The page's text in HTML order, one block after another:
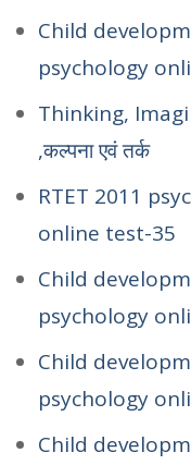
Child
psychology
Thinking,
,कल्पना एवं तर्क
RTET 2011
online test-35
Child
psychology
Child
psychology
Child